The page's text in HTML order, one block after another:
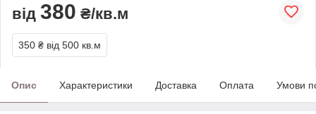
від 380 ₴/кв.м
350 ₴ від 500 кв.м
Опис Характеристики Доставка Оплата Умови